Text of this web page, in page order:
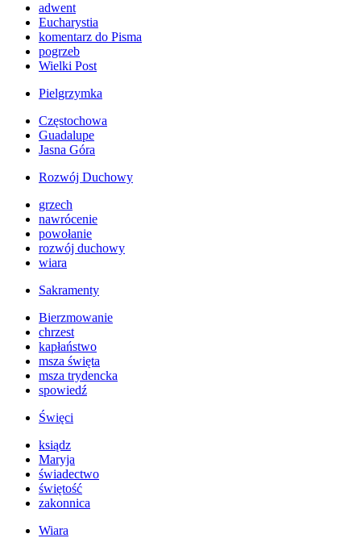
adwent
Eucharystia
komentarz do Pisma
pogrzeb
Wielki Post
Pielgrzymka
Częstochowa
Guadalupe
Jasna Góra
Rozwój Duchowy
grzech
nawrócenie
powołanie
rozwój duchowy
wiara
Sakramenty
Bierzmowanie
chrzest
kapłaństwo
msza święta
msza trydencka
spowiedź
Święci
ksiądz
Maryja
świadectwo
świętość
zakonnica
Wiara